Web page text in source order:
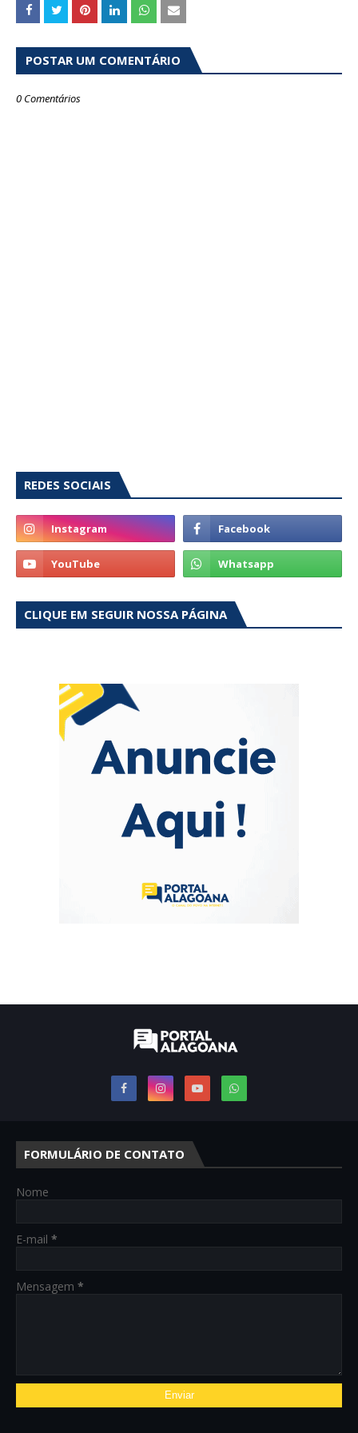
POSTAR UM COMENTÁRIO
0 Comentários
REDES SOCIAIS
CLIQUE EM SEGUIR NOSSA PÁGINA
FORMULÁRIO DE CONTATO
Nome
E-mail *
Mensagem *